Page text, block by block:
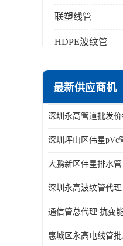
联塑线管
HDPE波纹管
最新供应商机